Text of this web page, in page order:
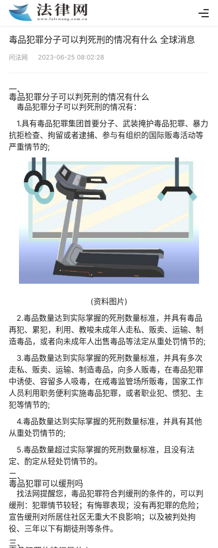
毒品犯罪分子可以判死刑的情况有什么 全球消息
问法网 2023-06-25 08:02:28
一、
毒品犯罪分子可以判死刑的情况有什么
毒品犯罪分子可以判死刑的情况有：
1.具有毒品犯罪集团首要分子、武装掩护毒品犯罪、暴力
抗拒检查、拘留或者逮捕、参与有组织的国际贩毒活动等
严重情节的;
(资料图片)
2.毒品数量达到实际掌握的死刑数量标准，并具有毒品
再犯、累犯，利用、教唆未成年人走私、贩卖、运输、制
造毒品，或者向未成年人出售毒品等法定从重处罚情节的;
3.毒品数量达到实际掌握的死刑数量标准，并具有多次
走私、贩卖、运输、制造毒品，向多人贩毒，在毒品犯罪
中诱使、容留多人吸毒，在戒毒监管场所贩毒，国家工作
人员利用职务便利实施毒品犯罪，或者职业犯、惯犯、主
犯等情节的;
4.毒品数量达到实际掌握的死刑数量标准，并具有其他
从重处罚情节的;
5.毒品数量超过实际掌握的死刑数量标准，且没有法
定、酌定从轻处罚情节的。
二、
毒品犯罪可以缓刑吗
找法网提醒您，毒品犯罪符合判缓刑的条件的，可以判
缓刑：犯罪情节较轻；有悔罪表现；没有再犯罪的危险；
宣告缓刑对所居住社区无重大不良影响；以及被判处拘
役、三年以下有期徒刑等条件。
三、